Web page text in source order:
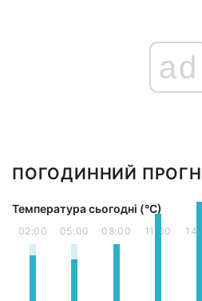
ad
ПОГОДИННИЙ
Температура сьогодні (°С)
02:00 05:00 08:00 11:00